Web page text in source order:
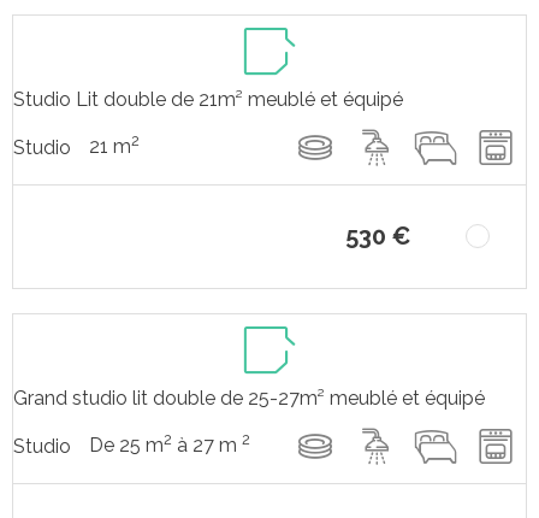
Studio Lit double de 21m² meublé et équipé
Studio 21 m2
530 €
Grand studio lit double de 25-27m² meublé et équipé
Studio De 25 m2 à 27 m 2